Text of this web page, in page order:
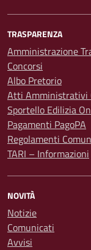
TRASPARENZA
Amministrazione
Concorsi
Albo Pretorio
Atti Amministrativi
Sportello Edilizia
Pagamenti PagoPA
Regolamenti
TARI – Informazioni
NOVITÀ
Notizie
Comunicati
Avvisi